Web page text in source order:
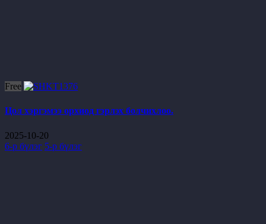
Free
Цол хэргэмээ орхиод гэрлэх болчихлоо.
2025-10-20
6-р бүлэг 5-р бүлэг